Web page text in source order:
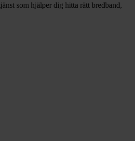
som hjälper dig hitta rätt bredband,